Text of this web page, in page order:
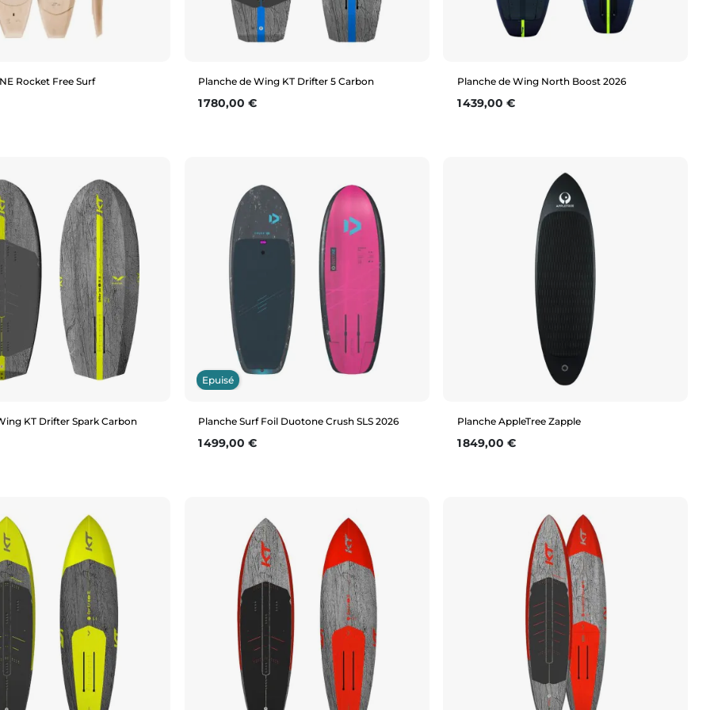
Rocket Free Surf
6’2” (71L)
6’8” (85L)
Planche de Wing KT Drifter 5 Carbon
Prix
1 780,00 €
Planche de Wing North Boost 2026
Prix
1 439,00 €
5'6" (65L)
KT Drifter Spark Carbon
Epuisé
Planche Surf Foil Duotone Crush SLS 2026
Prix
1 499,00 €
Planche AppleTree Zapple
Prix
1 849,00 €